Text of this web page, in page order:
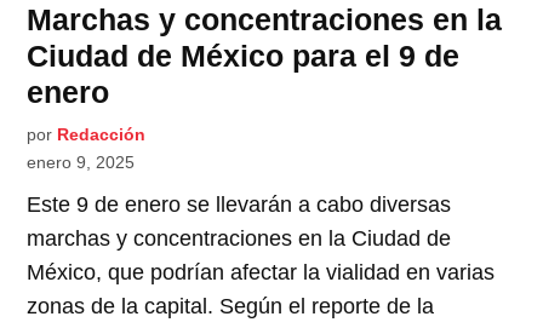
Marchas y concentraciones en la
Ciudad de México para el 9 de
enero
por Redacción
enero 9, 2025
Este 9 de enero se llevarán a cabo diversas
marchas y concentraciones en la Ciudad de
México, que podrían afectar la vialidad en varias
zonas de la capital. Según el reporte de la